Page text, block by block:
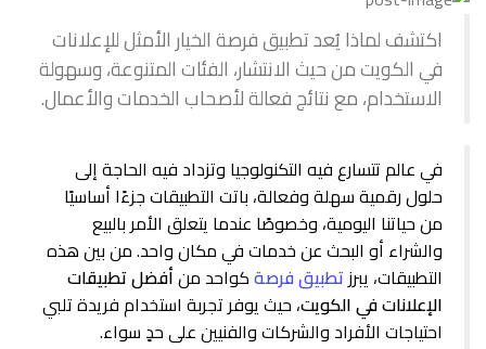
اكتشف لماذا يُعد تطبيق فرصة الخيار الأمثل للإعلانات
في الكويت من حيث الانتشار، الفئات المتنوعة، وسهولة
الاستخدام، مع نتائج فعالة لأصحاب الخدمات والأعمال.
في عالم تتسارع فيه التكنولوجيا وتزداد فيه الحاجة إلى
حلول رقمية سهلة وفعالة، باتت التطبيقات جزءًا أساسيًا
من حياتنا اليومية، وخصوصًا عندما يتعلق الأمر بالبيع
والشراء أو البحث عن خدمات في مكان واحد. من بين هذه
التطبيقات، يبرزتطبيق فرصةكواحد منأفضل تطبيقات
الإعلانات في الكويت، حيث يوفر تجربة استخدام فريدة تلبي
احتياجات الأفراد والشركات والفنيين على حدٍ سواء.